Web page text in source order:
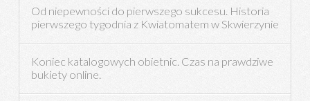
Od niepewności do pierwszego sukcesu. Historia
pierwszego tygodnia z Kwiatomatem w Skwierzynie
Koniec katalogowych obietnic. Czas na prawdziwe
bukiety online.